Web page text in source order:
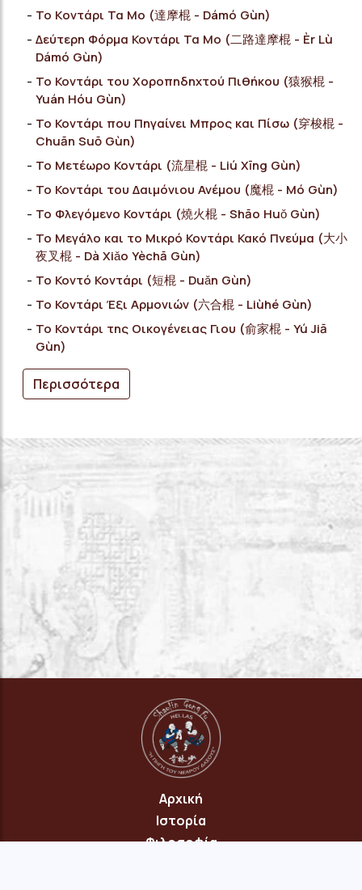
Το Kοντάρι Τα Μο (達摩棍 - Dámó Gùn)
Δεύτερη Φόρμα Κοντάρι Τα Μο (二路達摩棍 - Èr Lù
Dámó Gùn)
Το Κοντάρι του Χοροπηδηχτού Πιθήκου (猿猴棍 -
Yuán Hóu Gùn)
Το Κοντάρι που Πηγαίνει Μπρος και Πίσω (穿梭棍 -
Chuān Suō Gùn)
Το Μετέωρο Κοντάρι (流星棍 - Liú Xīng Gùn)
Το Κοντάρι του Δαιμόνιου Ανέμου (魔棍 - Mó Gùn)
Το Φλεγόμενο Κοντάρι (燒火棍 - Shāo Huǒ Gùn)
Το Μεγάλο και το Μικρό Κοντάρι Κακό Πνεύμα (大小
夜叉棍 - Dà Xiǎo Yèchā Gùn)
Το Κοντό Κοντάρι (短棍 - Duǎn Gùn)
Το Κοντάρι Έξι Αρμονιών (六合棍 - Liùhé Gùn)
Το Κοντάρι της Οικογένειας Γιου (俞家棍 - Yú Jiā
Gùn)
Περισσότερα
Αρχική
Ιστορία
Φιλοσοφία